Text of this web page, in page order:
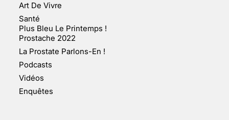
Art De Vivre
Santé
Plus Bleu Le Printemps !
Prostache 2022
La Prostate Parlons-En !
Podcasts
Vidéos
Enquêtes